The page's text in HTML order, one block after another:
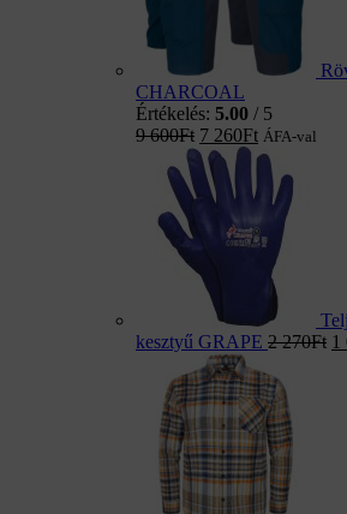
CHARCOAL
Értékelés: 5.00 / 5
9 600Ft 7 260Ft ÁFA-val
kesztyű GRAPE 2 270Ft 1